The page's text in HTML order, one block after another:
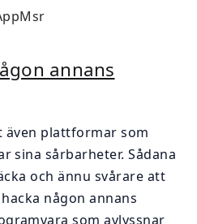
annans
även plattformar som
sina sårbarheter. Sådana
och ännu svårare att
någon annans
som avlyssnar